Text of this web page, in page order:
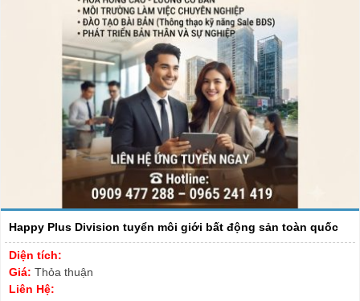
Happy Plus Division tuyển môi giới bất động sản toàn quốc
Diện tích:
Giá: Thỏa thuận
Liên Hệ: